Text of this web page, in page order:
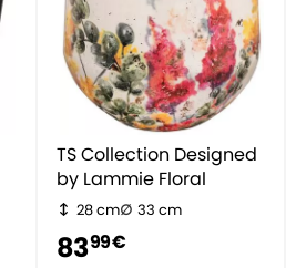
TS Collection Designed
by Lammie Floral
28 cm 33 cm
8399 €